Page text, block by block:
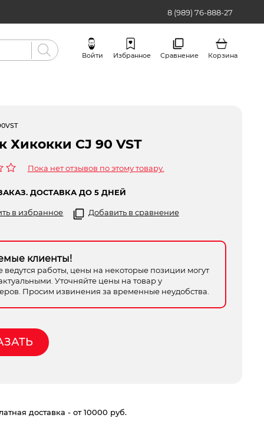
8 (989) 76-888-27
Войти Избранное Сравнение Корзина
Хикокки CJ 90 VST
Пока нет отзывов по этому товару.
ДОСТАВКА ДО 5 ДНЕЙ
в избранное Добавить в сравнение
клиенты!
ведутся работы, цены на некоторые позиции могут
Уточняйте цены на товар у
Просим извинения за временные неудобства.
доставка - от 10000 руб.